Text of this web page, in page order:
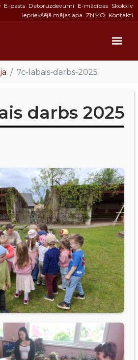
E-pasts Datoruzdevumi E-mācības Skolo.lv
Iepriekšējā mājaslapa ZNMO Kontakti
7c-labais-darbs-2025
darbs 2025